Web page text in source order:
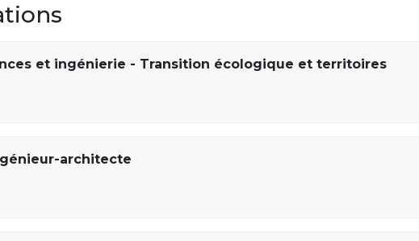
et ingénierie - Transition écologique et territoires
architecte